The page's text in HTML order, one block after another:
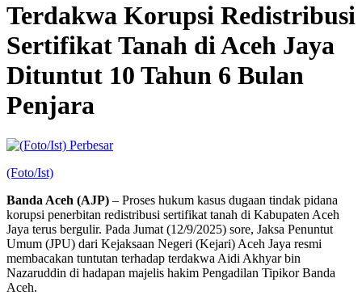
Terdakwa Korupsi Redistribusi
Sertifikat Tanah di Aceh Jaya
Dituntut 10 Tahun 6 Bulan
Penjara
Perbesar
(Foto/Ist)
Banda Aceh (AJP) – Proses hukum kasus dugaan tindak pidana
korupsi penerbitan redistribusi sertifikat tanah di Kabupaten Aceh
Jaya terus bergulir. Pada Jumat (12/9/2025) sore, Jaksa Penuntut
Umum (JPU) dari Kejaksaan Negeri (Kejari) Aceh Jaya resmi
membacakan tuntutan terhadap terdakwa Aidi Akhyar bin
Nazaruddin di hadapan majelis hakim Pengadilan Tipikor Banda
Aceh.